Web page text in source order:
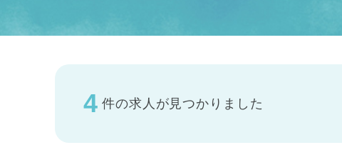
4 件の求人が見つかりました